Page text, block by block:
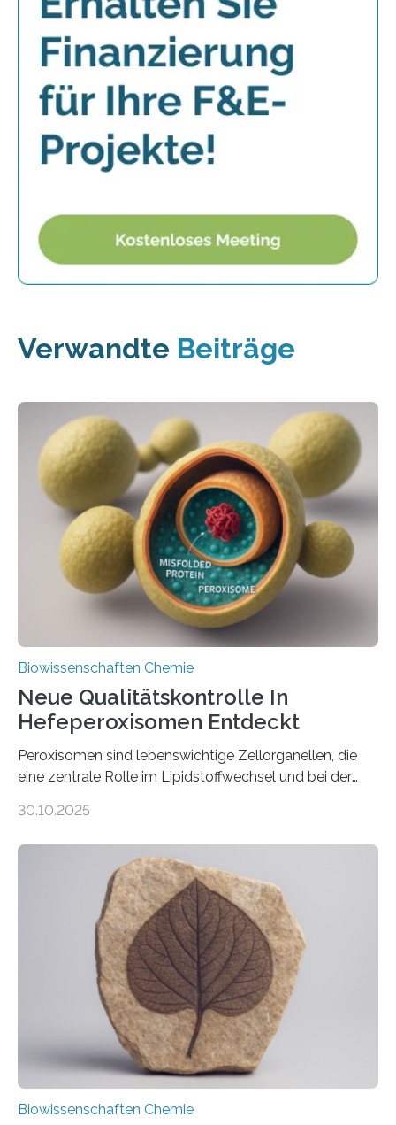
Verwandte Beiträge
Biowissenschaften Chemie
Neue Qualitätskontrolle In
Hefeperoxisomen Entdeckt
Peroxisomen sind lebenswichtige Zellorganellen, die
eine zentrale Rolle im Lipidstoffwechsel und bei der
erfüllen können, müssen zahlreiche Enzyme präzise in
der Ruhr-Universität Bochum um Prof. Dr. Ralf Erdmann
und Dr. Ismaila Francis Yusuf hat nun einen bislang
unbekannten Qualitätskontrollmechanismus des
peroxisomalen Proteintransports in der Bäckerhefe
Saccharomyces cerevisiae entdeckt, der für die
Funktionsfähigkeit der Organellen entscheidend ist. Die
Studie wurde am 28. Oktober 2025 in der
Fachzeitschrift…
30.10.2025
Biowissenschaften Chemie